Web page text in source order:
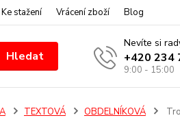
Ke stažení Vrácení zboží Blog
Hledat
Nevíte si
+420 234
9:00 - 15:00
TEXTOVÁ OBDELNÍKOVÁ